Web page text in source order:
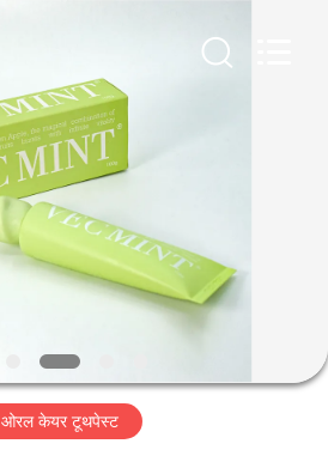
ओरल केयर टूथपेस्ट